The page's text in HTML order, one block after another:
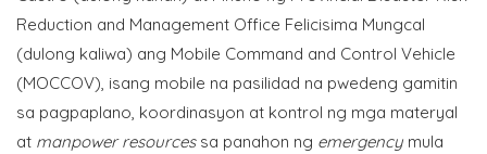
Reduction and Management Office Felicisima Mungcal
(dulong kaliwa) ang Mobile Command and Control Vehicle
(MOCCOV), isang mobile na pasilidad na pwedeng gamitin
sa pagpaplano, koordinasyon at kontrol ng mga materyal
at manpower resourcessa panahon ng emergency mula